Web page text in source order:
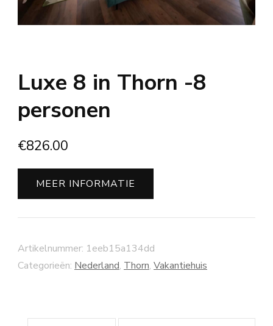
Luxe 8 in Thorn -8
personen
€826.00
MEER INFORMATIE
Artikelnummer: 1eeb15a134dd
Categorieën: Nederland, Thorn, Vakantiehuis